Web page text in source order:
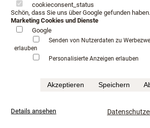
Herr Lang und Frau Wosmüller widmen
persönlich Ihrem neuen Möbelstück.
Mit Erfahrung und ganz besonderem
Ansprüchen gerecht wird.
den richtigen und sinnvollen Einsatz
cookieconsent_status
Schön, dass Sie uns über Google gefunden haben.
Marketing Cookies und Dienste
Google
Senden von Nutzerdaten zu
erlauben
Personalisierte Anzeigen erlauben
Akzeptieren Speichern
Details ansehen